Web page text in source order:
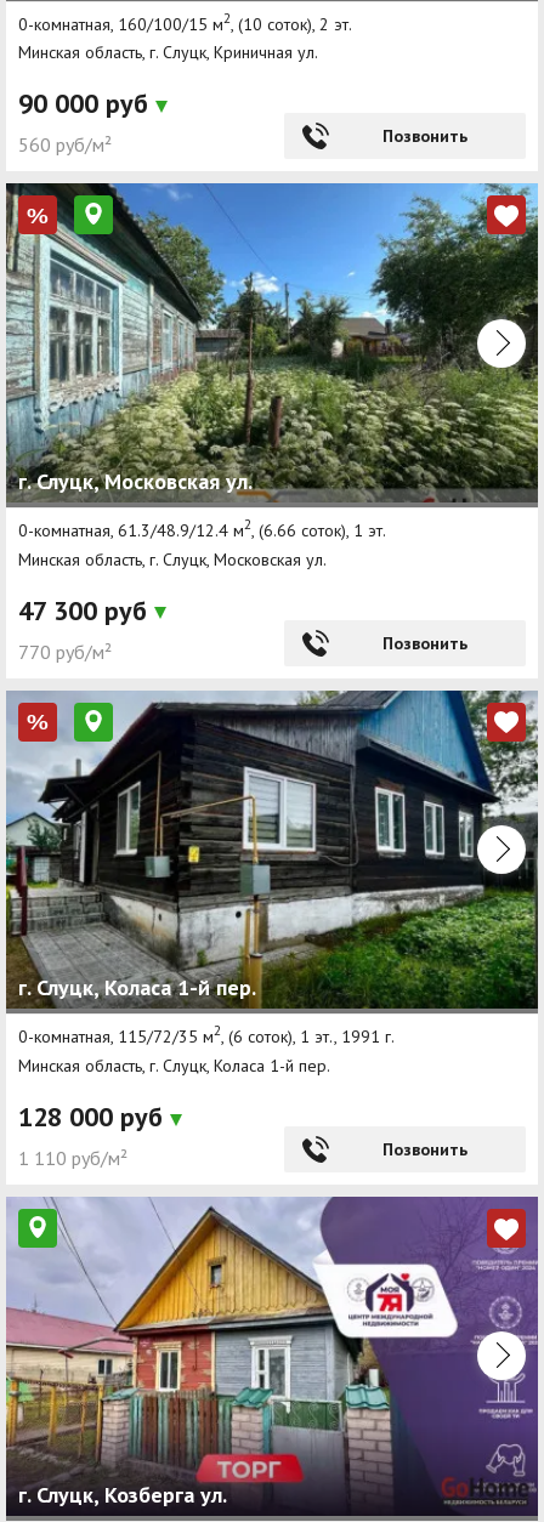
0-комнатная, 160/100/15 м2 , (10 соток), 2 эт.
Минская область, г. Слуцк, Криничная ул.
90 000 руб
560 руб/м² Позвонить
%
г. Слуцк, Московская ул.
0-комнатная, 61.3/48.9/12.4 м2, (6.66 соток), 1 эт.
Минская область, г. Слуцк, Московская ул.
47 300 руб
770 руб/м² Позвонить
%
г. Слуцк, Коласа 1-й пер.
0-комнатная, 115/72/35 м2, (6 соток), 1 эт., 1991 г.
Минская область, г. Слуцк, Коласа 1-й пер.
128 000 руб
1 110 руб/м² Позвонить
г. Слуцк, Козберга ул.